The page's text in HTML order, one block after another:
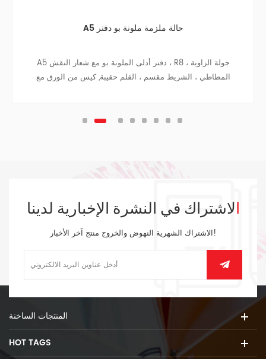
A5 حالة ملزمة ملونة بو دفتر
A5 دفتر أدلى الملونة بو مع شعار النقش ، R8 جولة الزاوية ،
المطاطي ، الشريط مقسم ، القلم حقيبة, كيس من الورق مع
الاشتراك في النشرة الإخبارية لدينا
الاشتراك الشهرية النهوض والخروج منتج آخر الأخبار!
المنتجات الساخنة
HOT TAGS